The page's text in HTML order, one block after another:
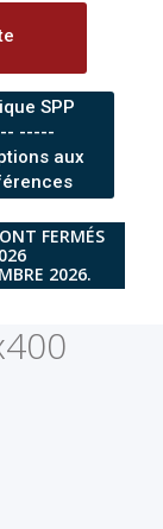
SPP
-----
aux
FERMÉS
2026.